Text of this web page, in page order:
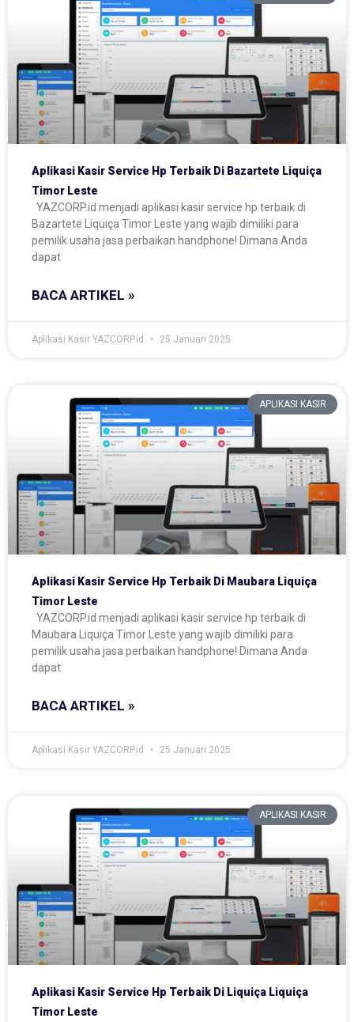
Aplikasi Kasir Service Hp Terbaik Di Bazartete Liquiça
Timor Leste
YAZCORP.id menjadi aplikasi kasir service hp terbaik di
Bazartete Liquiça Timor Leste yang wajib dimiliki para
pemilik usaha jasa perbaikan handphone! Dimana Anda
dapat
BACA ARTIKEL »
Aplikasi Kasir YAZCORP.id 25 Januari 2025
APLIKASI KASIR
Aplikasi Kasir Service Hp Terbaik Di Maubara Liquiça
Timor Leste
YAZCORP.id menjadi aplikasi kasir service hp terbaik di
Maubara Liquiça Timor Leste yang wajib dimiliki para
pemilik usaha jasa perbaikan handphone! Dimana Anda
dapat
BACA ARTIKEL »
Aplikasi Kasir YAZCORP.id 25 Januari 2025
APLIKASI KASIR
Aplikasi Kasir Service Hp Terbaik Di Liquiça Liquiça
Timor Leste